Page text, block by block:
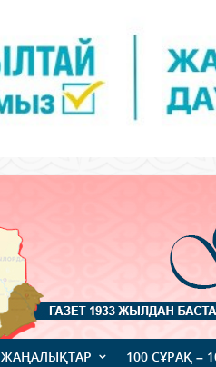
ЖАҢАЛЫҚТАР 100 СҰРАҚ –